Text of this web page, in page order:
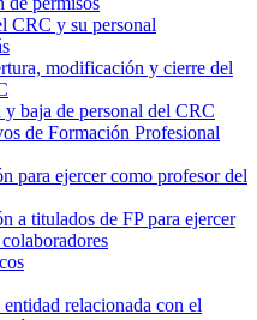
CRC y su personal
modificación y cierre del
y baja de personal del CRC
de Formación Profesional
para ejercer como profesor del
a titulados de FP para ejercer
relacionada con el